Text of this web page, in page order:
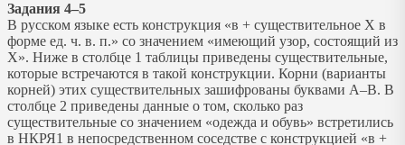
Задания 4–5
В русском языке есть конструкция «в + существительное X в
форме ед. ч. в. п.» со значением «имеющий узор, состоящий из
X». Ниже в столбце 1 таблицы приведены существительные,
которые встречаются в такой конструкции. Корни (варианты
корней) этих существительных зашифрованы буквами А–В. В
столбце 2 приведены данные о том, сколько раз
существительные со значением «одежда и обувь» встретились
в НКРЯ1 в непосредственном соседстве с конструкцией «в +